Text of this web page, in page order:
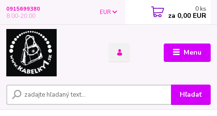
Menu
EUR
Hľadať
0915699380
8.00-20.00
0 ks
za 0,00 EUR